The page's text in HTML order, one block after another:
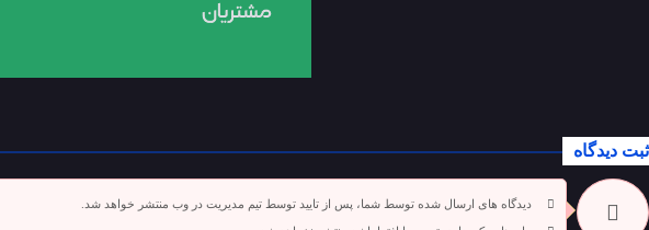
ثبت دیدگاه
دیدگاه های ارسال شده توسط شما، پس از تایید توسط تیم مدیریت در وب منتشر خواهد شد.